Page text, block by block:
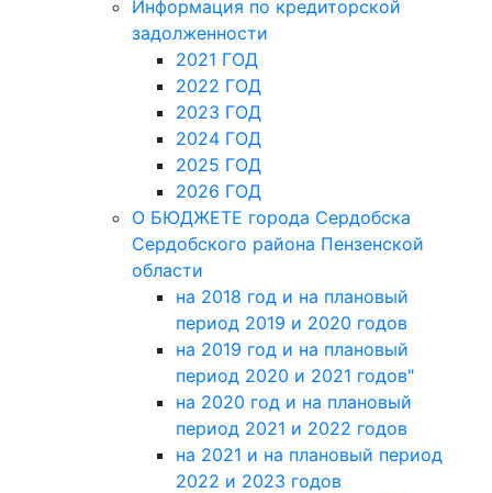
Информация по кредиторской
задолженности
2021 ГОД
2022 ГОД
2023 ГОД
2024 ГОД
2025 ГОД
2026 ГОД
О БЮДЖЕТЕ города Сердобска
Сердобского района Пензенской
области
на 2018 год и на плановый
период 2019 и 2020 годов
на 2019 год и на плановый
период 2020 и 2021 годов"
на 2020 год и на плановый
период 2021 и 2022 годов
на 2021 и на плановый период
2022 и 2023 годов